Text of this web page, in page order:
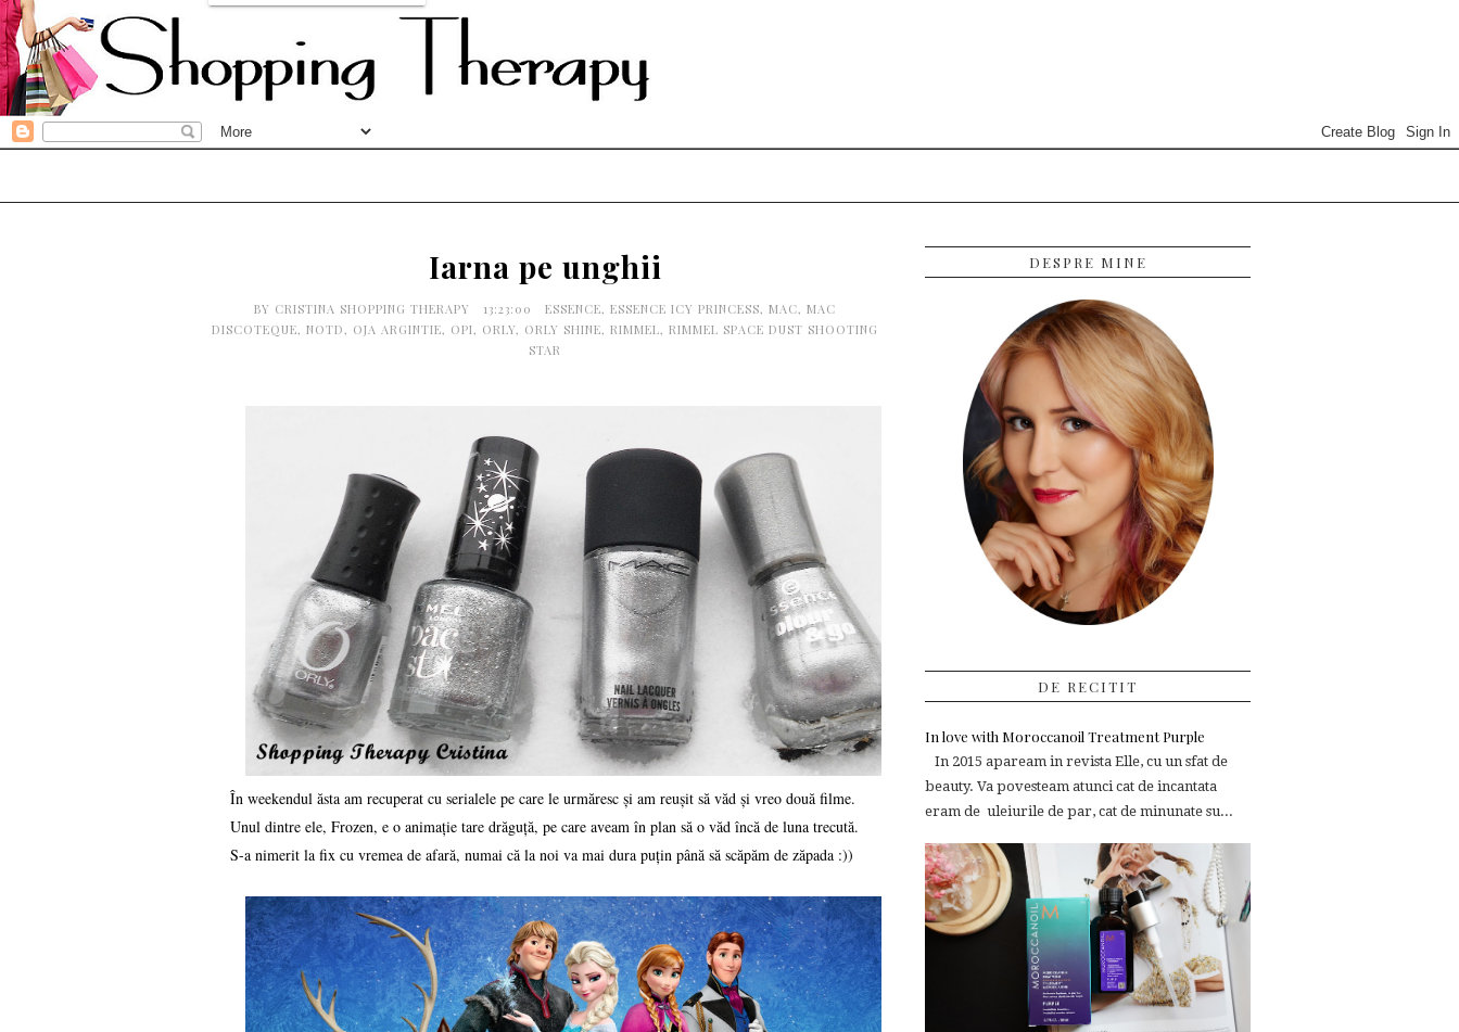
Iarna pe unghii
BY CRISTINA SHOPPING THERAPY 13:23:00 ESSENCE, ESSENCE ICY PRINCESS, MAC, MAC
DISCOTEQUE, NOTD, OJA ARGINTIE, OPI, ORLY, ORLY SHINE, RIMMEL, RIMMEL SPACE DUST SHOOTING
STAR
În weekendul ăsta am recuperat cu serialele pe care le urmăresc și am reușit să văd și vreo două filme.
Unul dintre ele, Frozen, e o animație tare drăguță, pe care aveam în plan să o văd încă de luna trecută.
S-a nimerit la fix cu vremea de afară, numai că la noi va mai dura puțin până să scăpăm de zăpada :))
DESPRE MINE
DE RECITIT
In love with Moroccanoil Treatment Purple
In 2015 apaream in revista Elle, cu un sfat de
beauty. Va povesteam atunci cat de incantata
eram de uleiurile de par, cat de minunate su...